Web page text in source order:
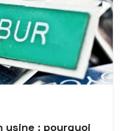
usine : pourquoi